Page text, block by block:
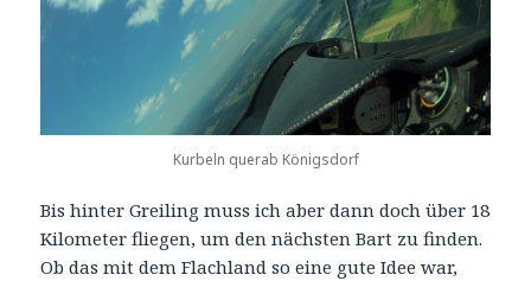
Kurbeln querab Königsdorf
Bis hinter Greiling muss ich aber dann doch über 18
Kilometer fliegen, um den nächsten Bart zu finden.
Ob das mit dem Flachland so eine gute Idee war,